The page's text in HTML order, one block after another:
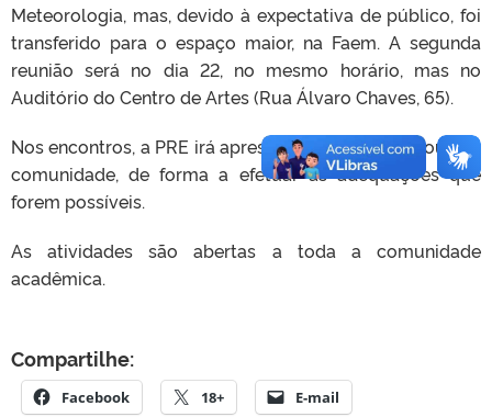
Meteorologia, mas, devido à expectativa de público, foi
transferido para o espaço maior, na Faem. A segunda
reunião será no dia 22, no mesmo horário, mas no
Auditório do Centro de Artes (Rua Álvaro Chaves, 65).
Nos encontros, a PRE irá apresentar a proposta e ouvir a
comunidade, de forma a efetuar as adequações que
forem possíveis.
As atividades são abertas a toda a comunidade
acadêmica.
Compartilhe:
Facebook 18+ E-mail